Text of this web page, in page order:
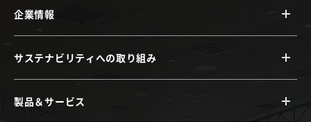
企業情報
サステナビリティへの取り組み
製品＆サービス